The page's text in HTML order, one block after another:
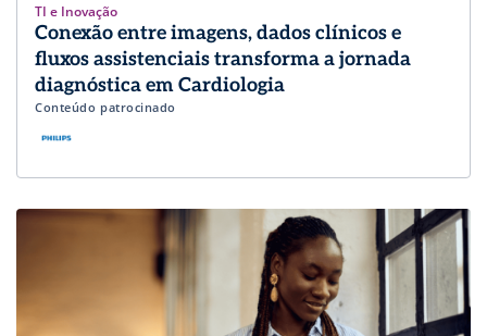
TI e Inovação
Conexão entre imagens, dados clínicos e
fluxos assistenciais transforma a jornada
diagnóstica em Cardiologia
Conteúdo patrocinado